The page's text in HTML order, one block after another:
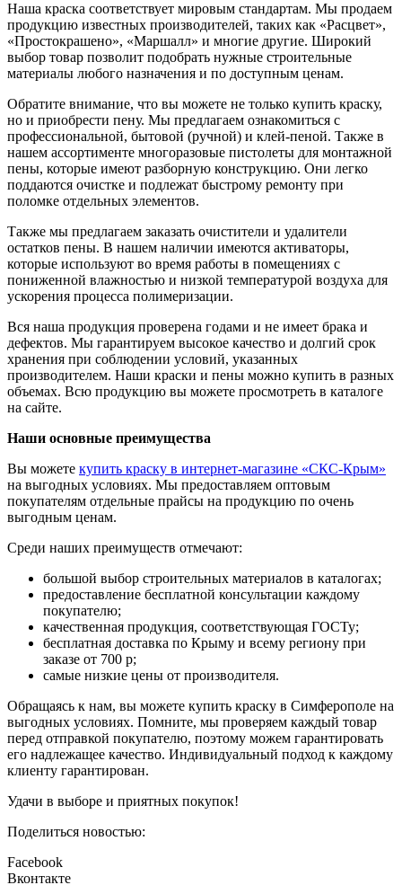
Наша краска соответствует мировым стандартам. Мы продаем
продукцию известных производителей, таких как «Расцвет»,
«Простокрашено», «Маршалл» и многие другие. Широкий
выбор товар позволит подобрать нужные строительные
материалы любого назначения и по доступным ценам.
Обратите внимание, что вы можете не только купить краску,
но и приобрести пену. Мы предлагаем ознакомиться с
профессиональной, бытовой (ручной) и клей-пеной. Также в
нашем ассортименте многоразовые пистолеты для монтажной
пены, которые имеют разборную конструкцию. Они легко
поддаются очистке и подлежат быстрому ремонту при
поломке отдельных элементов.
Также мы предлагаем заказать очистители и удалители
остатков пены. В нашем наличии имеются активаторы,
которые используют во время работы в помещениях с
пониженной влажностью и низкой температурой воздуха для
ускорения процесса полимеризации.
Вся наша продукция проверена годами и не имеет брака и
дефектов. Мы гарантируем высокое качество и долгий срок
хранения при соблюдении условий, указанных
производителем. Наши краски и пены можно купить в разных
объемах. Всю продукцию вы можете просмотреть в каталоге
на сайте.
Наши основные преимущества
Вы можете купить краску в интернет-магазине «СКС-Крым»
на выгодных условиях. Мы предоставляем оптовым
покупателям отдельные прайсы на продукцию по очень
выгодным ценам.
Среди наших преимуществ отмечают:
большой выбор строительных материалов в каталогах;
предоставление бесплатной консультации каждому
покупателю;
качественная продукция, соответствующая ГОСТу;
бесплатная доставка по Крыму и всему региону при
заказе от 700 р;
самые низкие цены от производителя.
Обращаясь к нам, вы можете купить краску в Симферополе на
выгодных условиях. Помните, мы проверяем каждый товар
перед отправкой покупателю, поэтому можем гарантировать
его надлежащее качество. Индивидуальный подход к каждому
клиенту гарантирован.
Удачи в выборе и приятных покупок!
Поделиться новостью:
Facebook
Вконтакте